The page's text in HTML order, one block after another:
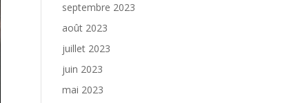
septembre 2023
août 2023
juillet 2023
juin 2023
mai 2023